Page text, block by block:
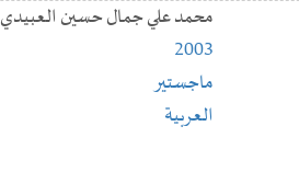
محمد علي جمال حسين العبيدي
2003
ماجستير
العربية